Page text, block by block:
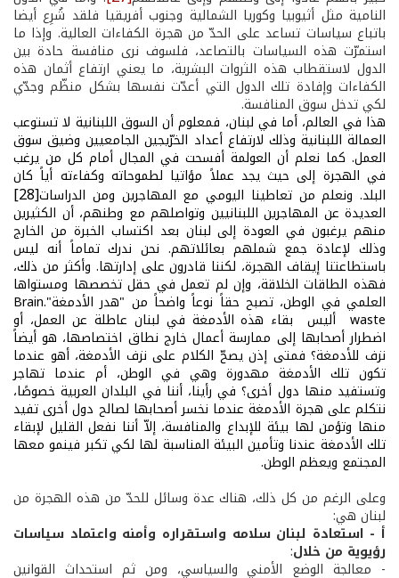
النامية مثل أثيوبيا وكوريا الشمالية وجنوب أفريقيا فلقد شُرِع أيضا
باتباع سياسات تساعد على الحدّ من هجرة الكفاءات العالية. وإذا ما
استمرّت هذه السياسات بالتصاعد، فلسوف نرى منافسة حادة بين
الدول لاستقطاب هذه الثروات البشرية، ما يعني ارتفاع أثمان هذه
الكفاءات وإفادة تلك الدول التي أعدّت نفسها بشكل منظّم وجدّي
لكي تدخل سوق المنافسة.
هذا في العالم، أما في لبنان، فمعلوم أن السوق اللبنانية لا تستوعب
العمالة اللبنانية وذلك لارتفاع أعداد الخرّيجين الجامعيين وضيق سوق
العمل. كما نعلم أن العولمة أفسحت في المجال أمام كل من يرغب
في الهجرة إلى حيث يجد عملاً مؤاتيا لطموحاته وكفاءته أياً كان
البلد. ونعلم من تعاطينا اليومي مع المهاجرين ومن الدراسات[28]
العديدة عن المهاجرين اللبنانيين وتواصلهم مع وطنهم، أن الكثيرين
منهم يرغبون في العودة إلى لبنان بعد اكتساب الخبرة من الخارج
وذلك لإعادة جمع شملهم بعائلاتهم. نحن ندرك تماماً أنه ليس
باستطاعتنا إيقاف الهجرة، لكننا قادرون على إدارتها. وأكثر من ذلك،
فهذه الطاقات الخلاقة، وإن لم تعمل في حقل تخصصها ومستواها
العلمي في الوطن، تصبح حقاً نوعاً واضحاً من "هدر الأدمغة".Brain
waste أليس بقاء هذه الأدمغة في لبنان عاطلة عن العمل، أو
اضطرار أصحابها إلى ممارسة أعمال خارج نطاق اختصاصها، هو أيضاً
نزف للأدمغة؟ فمتى إذن يصحّ الكلام على نزف الأدمغة، أهو عندما
تكون تلك الأدمغة مهدورة وهي في الوطن، أم عندما تهاجر
وتستفيد منها دول أخرى؟في رأينا، أننا في البلدان العربية خصوصًا،
نتكلم على هجرة الأدمغة عندما نخسر أصحابها لصالح دول أخرى تفيد
منها وتؤمن لها بيئة للإبداع والمنافسة، إلاّ أننا نفعل القليل لإبقاء
تلك الأدمغة عندنا وتأمين البيئة المناسبة لها لكي تكبر فينمو معها
المجتمع ويعظم الوطن.
وعلى الرغم من كل ذلك، هناك عدة وسائل للحدّ من هذه الهجرة من
لبنان هي:
أ - استعادة لبنان سلامه واستقراره وأمنه واعتماد سياسات
رؤيوية من خلال:
- معالجة الوضع الأمني والسياسي، ومن ثم استحداث القوانين